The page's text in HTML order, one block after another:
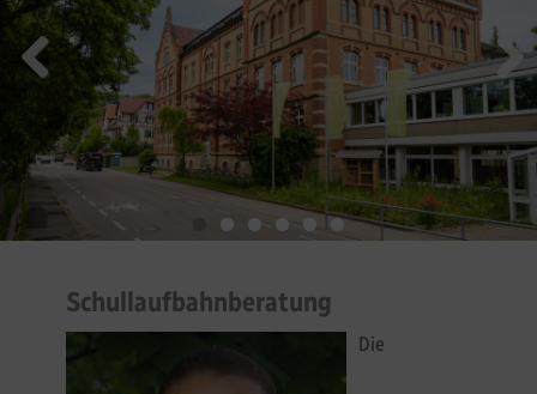
Schullaufbahnberatung
Die